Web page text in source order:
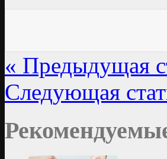
« Предыдущая
Следующая